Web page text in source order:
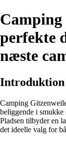
perfekte
næste
Camping
beliggende i
Pladsen tilbyder en
det ideelle valg for